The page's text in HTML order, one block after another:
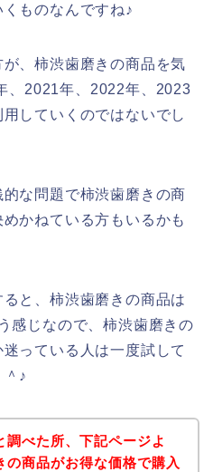
ものなんですね♪
、柿渋歯磨きの商品を気
、2021年、2022年、2023
していくのではないでし
な問題で柿渋歯磨きの商
かねている方もいるかも
と、柿渋歯磨きの商品は
感じなので、柿渋歯磨きの
っている人は一度試して
♪
調べた所、下記ページよ
の商品がお得な価格で購入